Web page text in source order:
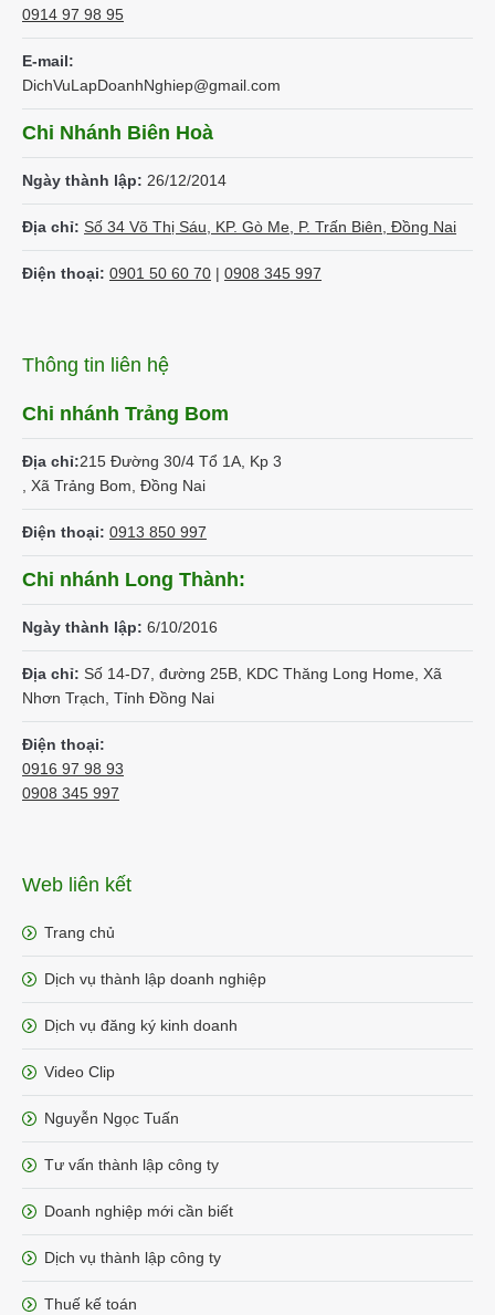
0914 97 98 95
E-mail:
DichVuLapDoanhNghiep@gmail.com
Chi Nhánh Biên Hoà
Ngày thành lập: 26/12/2014
Địa chỉ: Số 34 Võ Thị Sáu, KP. Gò Me, P. Trấn Biên, Đồng Nai
Điện thoại: 0901 50 60 70 | 0908 345 997
Thông tin liên hệ
Chi nhánh Trảng Bom
Địa chỉ:215 Đường 30/4 Tổ 1A, Kp 3
, Xã Trảng Bom, Đồng Nai
Điện thoại: 0913 850 997
Chi nhánh Long Thành:
Ngày thành lập: 6/10/2016
Địa chỉ: Số 14-D7, đường 25B, KDC Thăng Long Home, Xã
Nhơn Trạch, Tỉnh Đồng Nai
Điện thoại:
0916 97 98 93
0908 345 997
Web liên kết
Trang chủ
Dịch vụ thành lập doanh nghiệp
Dịch vụ đăng ký kinh doanh
Video Clip
Nguyễn Ngọc Tuấn
Tư vấn thành lập công ty
Doanh nghiệp mới cần biết
Dịch vụ thành lập công ty
Thuế kế toán